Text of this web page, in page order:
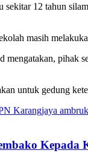
12 tahun
masih
pihak
untuk gedung
Karangjaya ambruk